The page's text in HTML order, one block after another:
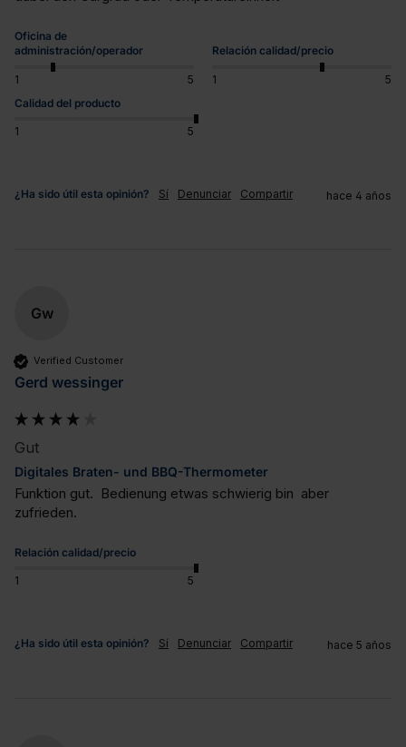
Oficina de
administración/operador
1 5
Relación calidad/precio
1
5
Calidad del producto
1 5
¿Ha sido útil esta opinión? Sí Denunciar Compartir hace 4 años
Gw
Verified Customer
Gerd wessinger
Gut
Digitales Braten- und BBQ-Thermometer
Funktion gut.  Bedienung etwas schwierig bin  aber
zufrieden.
Relación calidad/precio
1 5
¿Ha sido útil esta opinión? Sí Denunciar Compartir hace 5 años